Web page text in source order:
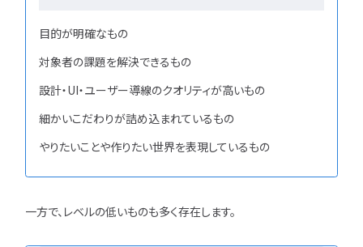
目的が明確なもの
対象者の課題を解決できるもの
設計・UI・ユーザー導線のクオリティが高いもの
細かいこだわりが詰め込まれているもの
やりたいことや作りたい世界を表現しているもの
一方で、レベルの低いものも多く存在します。